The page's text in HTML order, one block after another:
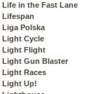
Life in the Fast Lane
Lifespan
Liga Polska
Light Cycle
Light Flight
Light Gun Blaster
Light Races
Light Up!